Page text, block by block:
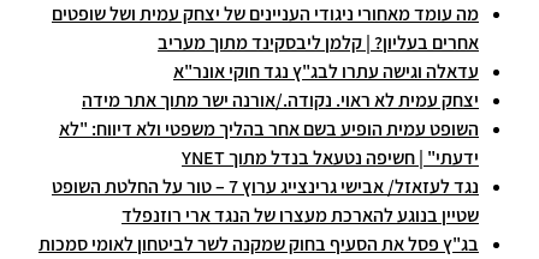
מה עומד מאחורי ניגודי העניינים של יצחק עמית ושל שופטים
אחרים בעליון? | קלמן ליבסקינד מתוך מעריב
עדאלה וגישה עתרו לבג"ץ נגד חוקי אונר"א
יצחק עמית לא ראוי. נקודה./אורנה ישר מתוך אתר מידה
השופט עמית הופיע בשם אחר בהליך משפטי ולא דיווח: "לא
ידעתי" | חשיפה נטעאל בנדל מתוך YNET
נגד לעזאזל/ אבישי גרינצייג ערוץ 7 – טור על החלטת השופט
שטיין בנוגע להארכת מעצרו של הנגד ארי רוזנפלד
בג"ץ פסל את הסעיף בחוק שמקנה לשר לביטחון לאומי סמכות